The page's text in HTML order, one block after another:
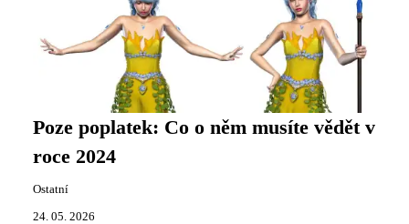
Poze poplatek: Co o něm musíte vědět v
roce 2024
Ostatní
24. 05. 2026